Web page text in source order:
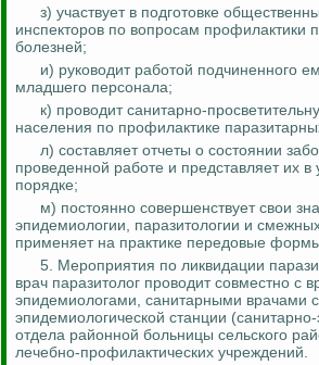
з) участвует в подготовке
инспекторов по вопросам профилактики
болезней;
и) руководит работой подчиненного
младшего персонала;
к) проводит санитарно-
населения по профилактике
л) составляет отчеты о состоянии
проведенной работе и представляет их в
порядке;
м) постоянно совершенствует свои
эпидемиологии, паразитологии и
применяет на практике передовые
5. Мероприятия по ликвидации
врач паразитолог проводит совместно с
эпидемиологами, санитарными врачами
эпидемиологической станции
отдела районной больницы сельского
лечебно-профилактических учреждений.